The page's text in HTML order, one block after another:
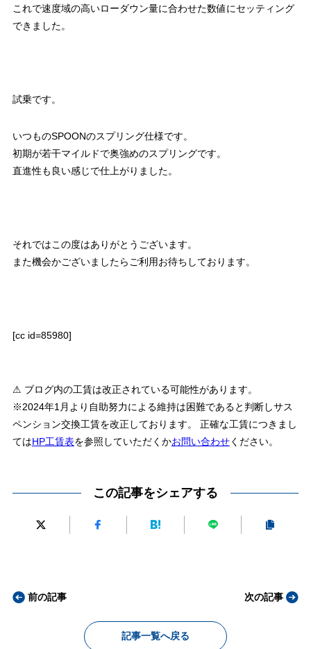
これで速度域の高いローダウン量に合わせた数値にセッティング
できました。
試乗です。
いつものSPOONのスプリング仕様です。
初期が若干マイルドで奥強めのスプリングです。
直進性も良い感じで仕上がりました。
それではこの度はありがとうございます。
また機会かございましたらご利用お待ちしております。
[cc id=85980]
⚠ ブログ内の工賃は改正されている可能性があります。
※2024年1月より自助努力による維持は困難であると判断しサス
ペンション交換工賃を改正しております。 正確な工賃につきまし
てはHP工賃表を参照していただくかお問い合わせください。
この記事をシェアする
前の記事
記事一覧へ戻る
次の記事